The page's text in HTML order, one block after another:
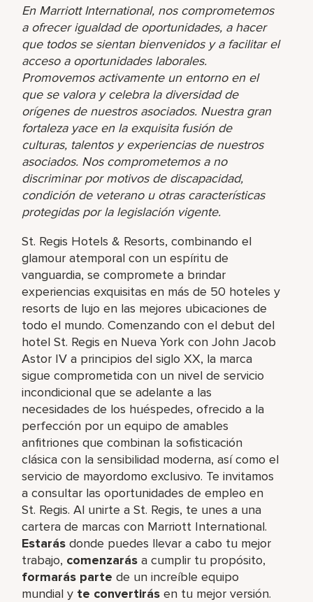
En Marriott International, nos comprometemos
a ofrecer igualdad de oportunidades, a hacer
que todos se sientan bienvenidos y a facilitar el
acceso a oportunidades laborales.
Promovemos activamente un entorno en el
que se valora y celebra la diversidad de
orígenes de nuestros asociados. Nuestra gran
fortaleza yace en la exquisita fusión de
culturas, talentos y experiencias de nuestros
asociados. Nos comprometemos a no
discriminar por motivos de discapacidad,
condición de veterano u otras características
protegidas por la legislación vigente.
St. Regis Hotels & Resorts, combinando el
glamour atemporal con un espíritu de
vanguardia, se compromete a brindar
experiencias exquisitas en más de 50 hoteles y
resorts de lujo en las mejores ubicaciones de
todo el mundo. Comenzando con el debut del
hotel St. Regis en Nueva York con John Jacob
Astor IV a principios del siglo XX, la marca
sigue comprometida con un nivel de servicio
incondicional que se adelante a las
necesidades de los huéspedes, ofrecido a la
perfección por un equipo de amables
anfitriones que combinan la sofisticación
clásica con la sensibilidad moderna, así como el
servicio de mayordomo exclusivo. Te invitamos
a consultar las oportunidades de empleo en
St. Regis. Al unirte a St. Regis, te unes a una
cartera de marcas con Marriott International.
Estarás donde puedes llevar a cabo tu mejor
trabajo,​ comenzarás a cumplir tu propósito,
formarás parte de un increíble​ equipo
mundial y te convertirás en tu mejor versión.